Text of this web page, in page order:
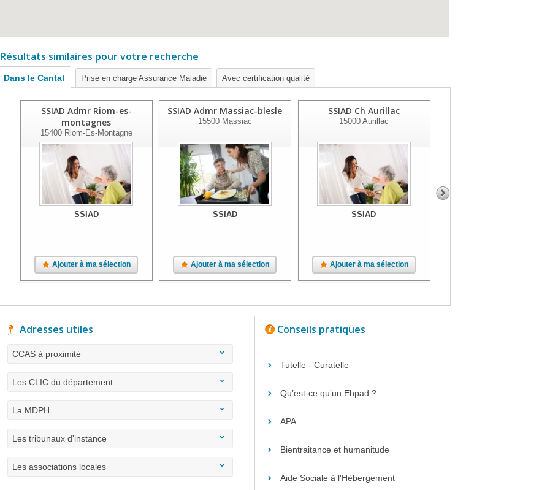
Résultats similaires pour votre recherche
Dans le Cantal Prise en charge Assurance Maladie Avec certification qualité
SSIAD Admr Riom-es-
montagnes
15400Riom-Es-Montagne
SSIAD
Ajouter à ma sélection
SSIAD Admr Massiac-blesle
15500Massiac
SSIAD
Ajouter à ma sélection
SSIAD Ch Aurillac
15000Aurillac
SSIAD
Ajouter à ma sélection
Adresses utiles
CCAS à proximité
Les CLIC du département
La MDPH
Les tribunaux d'instance
Les associations locales
Conseils pratiques
Tutelle - Curatelle
Qu’est-ce qu’un Ehpad ?
APA
Bientraitance et humanitude
Aide Sociale à l'Hébergement